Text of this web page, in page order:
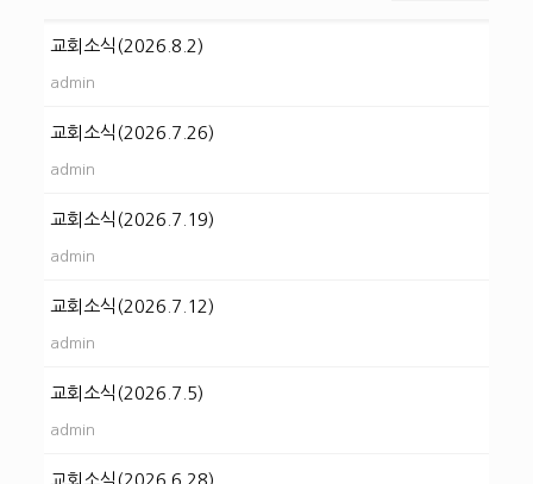
교회소식(2026.8.2)
admin
교회소식(2026.7.26)
admin
교회소식(2026.7.19)
admin
교회소식(2026.7.12)
admin
교회소식(2026.7.5)
admin
교회소식(2026.6.28)